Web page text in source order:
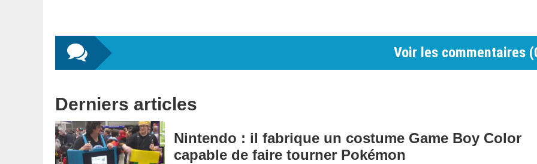
Voir les commentaires (
Derniers articles
Nintendo : il fabrique un costume Game Boy Color
capable de faire tourner Pokémon